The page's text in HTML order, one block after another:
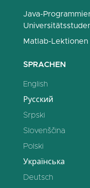
Java-
Matlab-Lektionen
SPRACHEN
English
Русский
Srpski
Slovenščina
Polski
Українська
Deutsch